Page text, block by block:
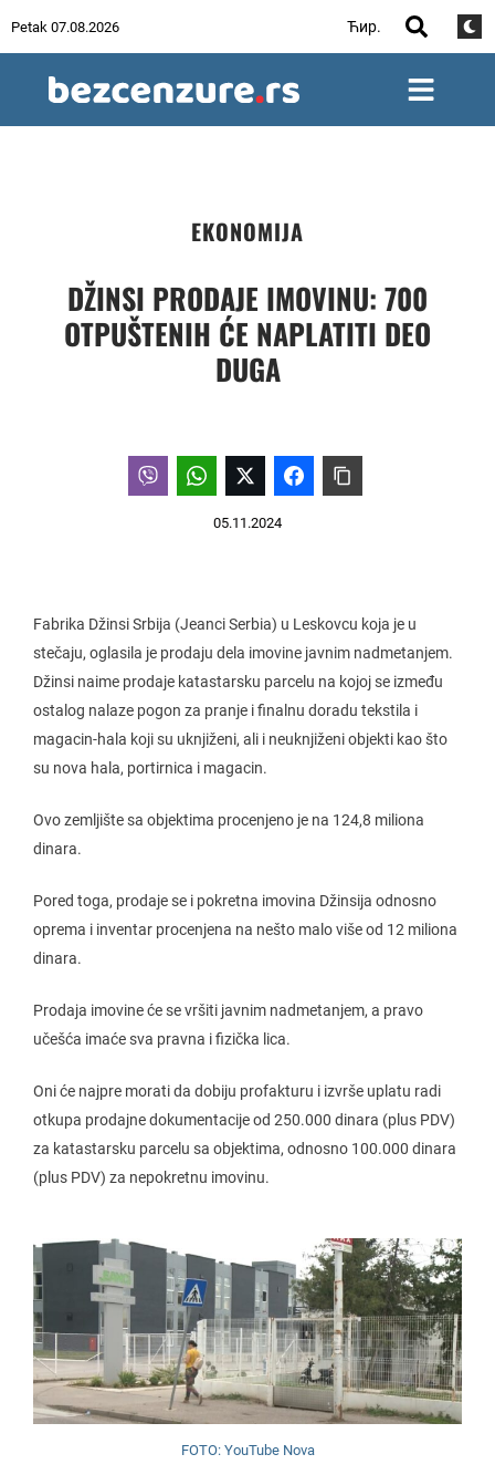
Petak 07.08.2026 Ћир.
EKONOMIJA
DŽINSI PRODAJE IMOVINU: 700
OTPUŠTENIH ĆE NAPLATITI DEO
DUGA
05.11.2024
Fabrika Džinsi Srbija (Jeanci Serbia) u Leskovcu koja je u
stečaju, oglasila je prodaju dela imovine javnim nadmetanjem.
Džinsi naime prodaje katastarsku parcelu na kojoj se između
ostalog nalaze pogon za pranje i finalnu doradu tekstila i
magacin-hala koji su uknjiženi, ali i neuknjiženi objekti kao što
su nova hala, portirnica i magacin.
Ovo zemljište sa objektima procenjeno je na 124,8 miliona
dinara.
Pored toga, prodaje se i pokretna imovina Džinsija odnosno
oprema i inventar procenjena na nešto malo više od 12 miliona
dinara.
Prodaja imovine će se vršiti javnim nadmetanjem, a pravo
učešća imaće sva pravna i fizička lica.
Oni će najpre morati da dobiju profakturu i izvrše uplatu radi
otkupa prodajne dokumentacije od 250.000 dinara (plus PDV)
za katastarsku parcelu sa objektima, odnosno 100.000 dinara
(plus PDV) za nepokretnu imovinu.
FOTO: YouTube Nova